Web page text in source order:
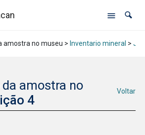
amostra no museu > Inventario mineral >
amostra no
4
Voltar